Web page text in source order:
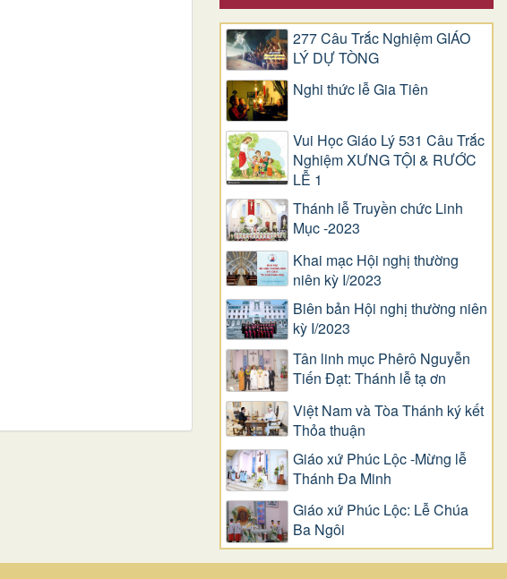
277 Câu Trắc Nghiệm GIÁO
LÝ DỰ TÒNG
Nghi thức lễ Gia Tiên
Vui Học Giáo Lý 531 Câu Trắc
Nghiệm XƯNG TỘI & RƯỚC
LỄ 1
Thánh lễ Truyền chức Linh
Mục -2023
Khai mạc Hội nghị thường
niên kỳ I/2023
Biên bản Hội nghị thường niên
kỳ I/2023
Tân linh mục Phêrô Nguyễn
Tiến Đạt: Thánh lễ tạ ơn
Việt Nam và Tòa Thánh ký kết
Thỏa thuận
Giáo xứ Phúc Lộc -Mừng lễ
Thánh Đa Minh
Giáo xứ Phúc Lộc: Lễ Chúa
Ba Ngôi